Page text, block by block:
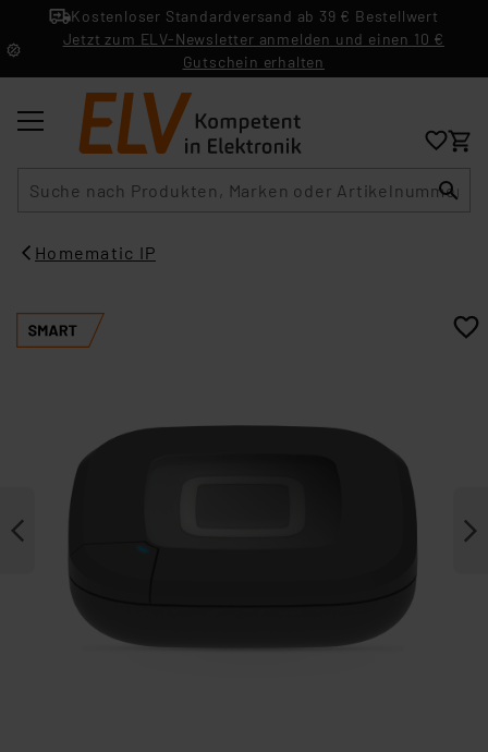
Kostenloser Standardversand ab 39 € Bestellwert
Jetzt zum ELV-Newsletter anmelden und einen 10 €
Gutschein erhalten
Homematic IP